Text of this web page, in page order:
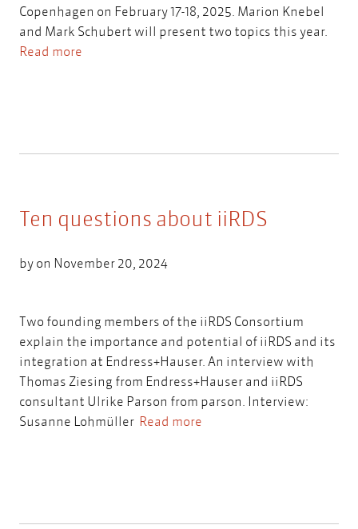
Copenhagen on February 17-18, 2025. Marion Knebel
and Mark Schubert will present two topics this year.
Read more
Ten questions about iiRDS
by on November 20, 2024
Two founding members of the iiRDS Consortium
explain the importance and potential of iiRDS and its
integration at Endress+Hauser. An interview with
Thomas Ziesing from Endress+Hauser and iiRDS
consultant Ulrike Parson from parson. Interview:
Susanne Lohmüller Read more